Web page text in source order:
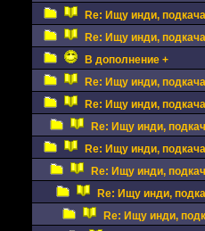
Re: Ищу инди,
Re: Ищу инди,
В дополнение +
Re: Ищу инди,
Re: Ищу инди,
Re: Ищу инди,
Re: Ищу инди,
Re: Ищу инди,
Re: Ищу инди,
Re: Ищу инди,